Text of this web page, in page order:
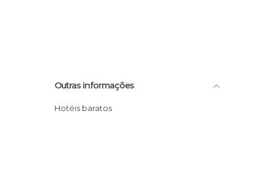
Outras informações
Hotéis baratos